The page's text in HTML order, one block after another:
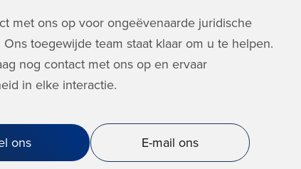
met ons op voor ongeëvenaarde juridische
Ons toegewijde team staat klaar om u te helpen.
nog contact met ons op en ervaar
in elke interactie.
ons E-mail ons